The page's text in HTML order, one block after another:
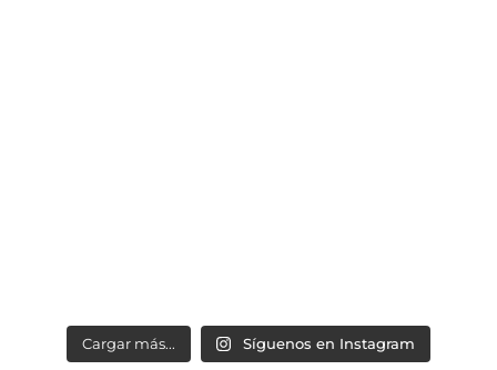
Cargar más... Síguenos en Instagram